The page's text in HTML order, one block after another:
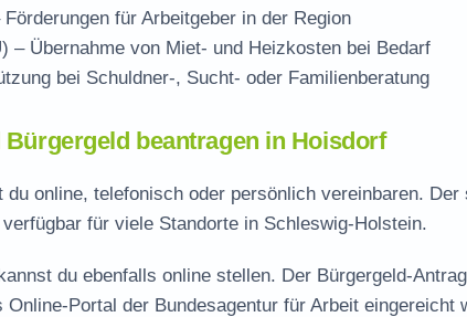
Förderungen für Arbeitgeber in der Region
– Übernahme von Miet- und Heizkosten bei Bedarf
bei Schuldner-, Sucht- oder Familienberatung
beantragen in Hoisdorf
du online, telefonisch oder persönlich vereinbaren. Der
für viele Standorte in Schleswig-Holstein.
du ebenfalls online stellen. Der Bürgergeld-
Portal der Bundesagentur für Arbeit eingereicht